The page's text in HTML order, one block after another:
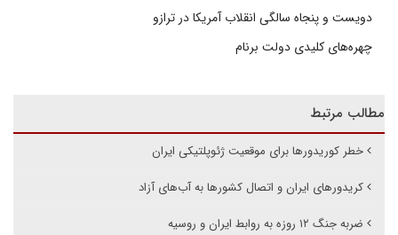
دویست و پنجاه سالگی انقلاب آمریکا در ترازو
چهره‌های کلیدی دولت برنام
مطالب مرتبط
خطر کوریدورها برای موقعیت ژئوپلتیکی ایران
کریدورهای ایران و اتصال کشورها به آب‌های آزاد
ضربه جنگ ۱۲ روزه به روابط ایران و روسیه